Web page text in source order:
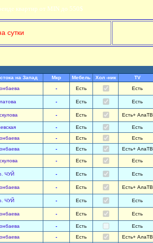
квартир от MIN до 550$
сутки
на Запад Мкр Мебель Хол -ник TV
- Есть Есть
- Есть Есть
- Есть Есть+ АлаТВ
- Есть Есть
- Есть Есть
- Есть Есть+ АлаТВ
- Есть Есть
ЧУЙ - Есть Есть
- Есть Есть+ АлаТВ
ЧУЙ - Есть Есть
- Есть Есть
- Есть Есть
- Есть Есть+ АлаТВ